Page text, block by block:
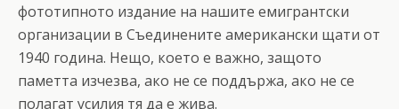
фототипното издание на нашите емигрантски
организации в Съединените американски щати от
1940 година. Нещо, което е важно, защото
паметта изчезва, ако не се поддържа, ако не се
полагат усилия тя да е жива.